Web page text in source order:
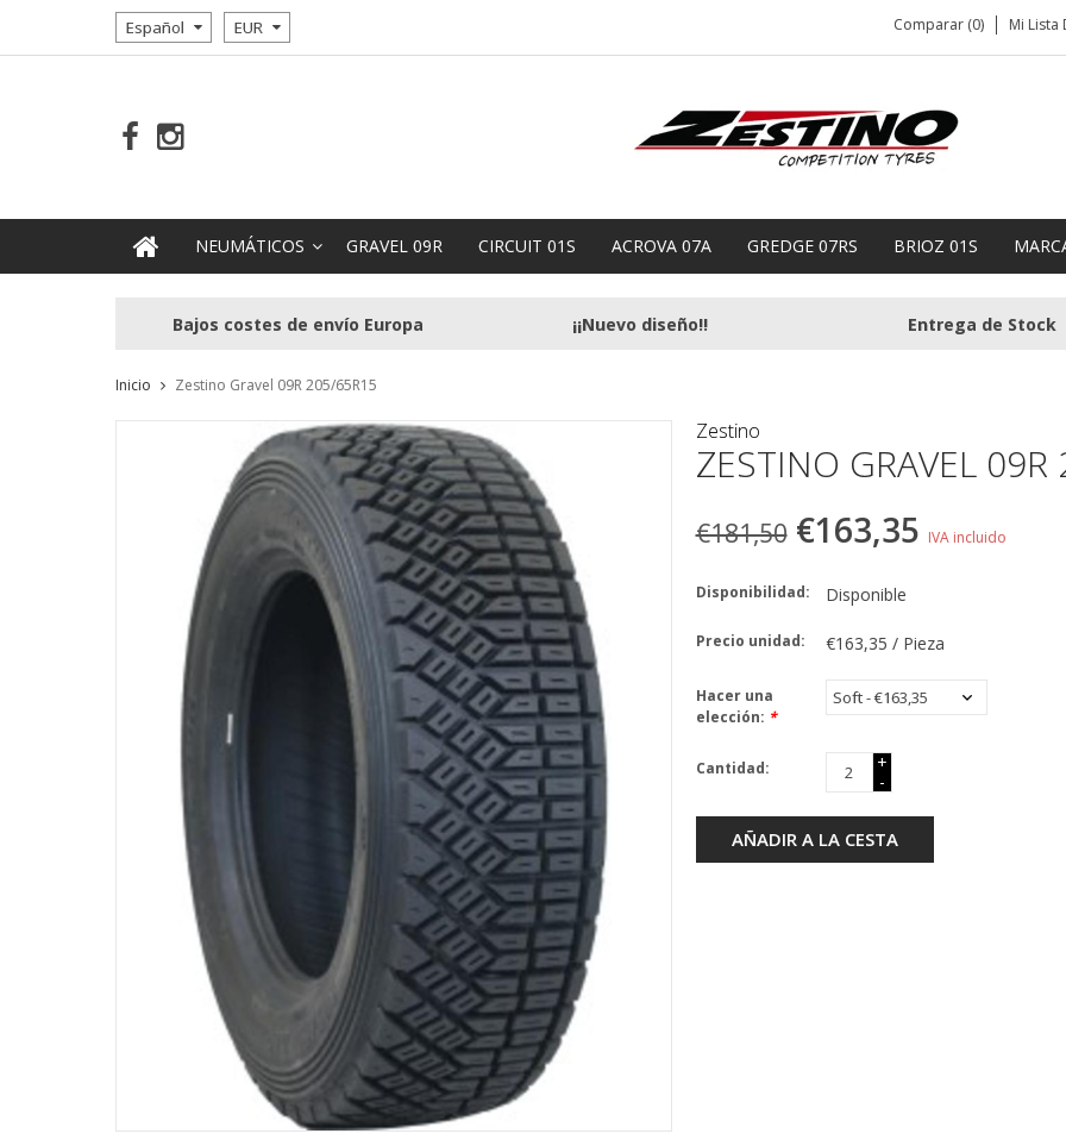
Español EUR Comparar (0) Mi Lista
NEUMÁTICOS GRAVEL 09R CIRCUIT 01S ACROVA 07A GREDGE 07RS BRIOZ 01S
Bajos costes de envío Europa ¡¡Nuevo diseño!! Entrega de Stock
Inicio Zestino Gravel 09R 205/65R15
Zestino
ZESTINO GRAVEL
€181,50 €163,35 IVA incluido
Disponibilidad: Disponible
Precio unidad: €163,35 / Pieza
Hacer una
elección: *
Cantidad:
+
-
AÑADIR A LA CESTA